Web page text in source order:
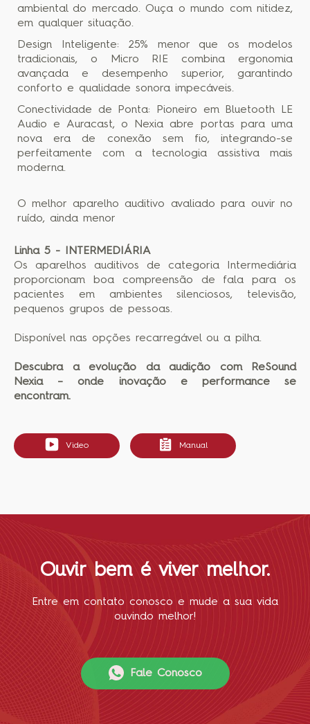
ambiental do mercado. Ouça o mundo com nitidez,
em qualquer situação.
Design Inteligente: 25% menor que os modelos
tradicionais, o Micro RIE combina ergonomia
avançada e desempenho superior, garantindo
conforto e qualidade sonora impecáveis.
Conectividade de Ponta: Pioneiro em Bluetooth LE
Audio e Auracast, o Nexia abre portas para uma
nova era de conexão sem fio, integrando-se
perfeitamente com a tecnologia assistiva mais
moderna.
O melhor aparelho auditivo avaliado para ouvir no
ruído, ainda menor
Linha 5 - INTERMEDIÁRIA
Os aparelhos auditivos de categoria Intermediária
proporcionam boa compreensão de fala para os
pacientes em ambientes silenciosos, televisão,
pequenos grupos de pessoas.
Disponível nas opções recarregável ou a pilha.
Descubra a evolução da audição com ReSound
Nexia – onde inovação e performance se
encontram.
Video Manual
Ouvir bem é viver melhor.
Entre em contato conosco e mude a sua vida
ouvindo melhor!
Fale Conosco